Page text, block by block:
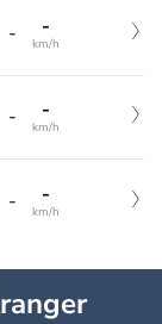
- -
km/h
- -
km/h
- -
km/h